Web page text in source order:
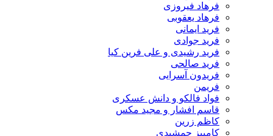
فرهاد فیروزی
فرهاد یعقوبی
فرید ایمانی
فرید جوادی
فرید رشیدی و علی فرین کیا
فرید صالحی
فریدون آسرایی
فریمن
فواد فالکو و دانش عسکری
قاسم افشار و مجید مکس
کاظم زرین
کامبیز جمشیدی